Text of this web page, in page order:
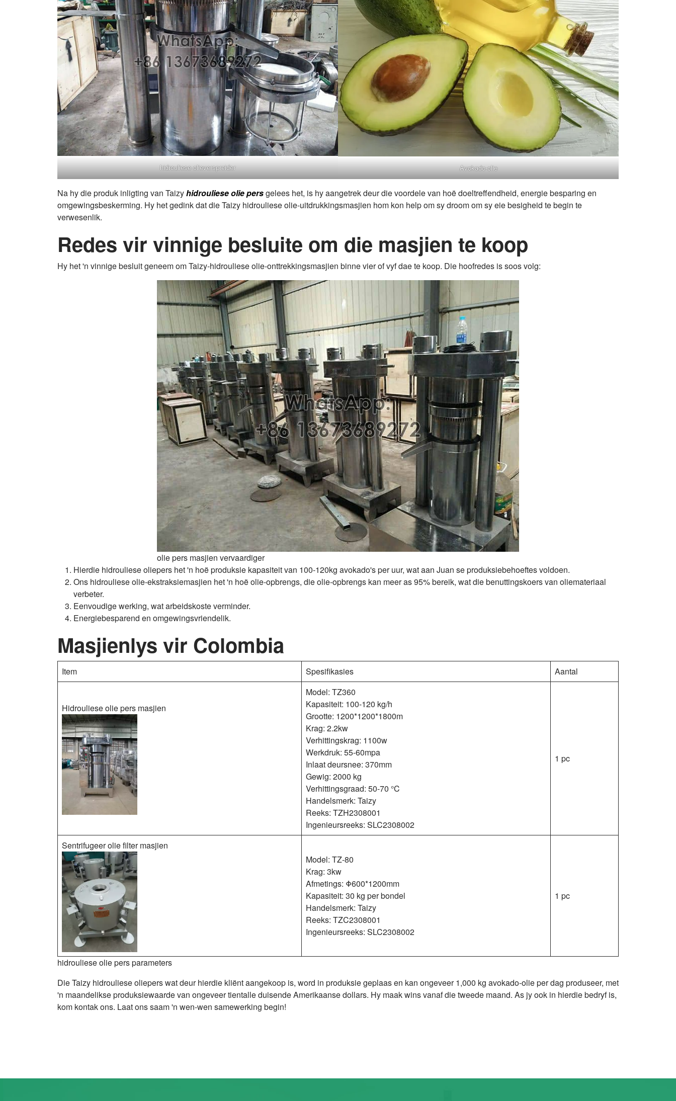
hidrouliese olieverspreider Avokado-olie
Na hy die produk inligting van Taizyhidrouliese olie persgelees het, is hy aangetrek deur die voordele van hoë doeltreffendheid, energie besparing en
omgewingsbeskerming. Hy het gedink dat die Taizy hidrouliese olie-uitdrukkingsmasjien hom kon help om sy droom om sy eie besigheid te begin te
verwesenlik.
Redes vir vinnige besluite om die masjien te koop
Hy het 'n vinnige besluit geneem om Taizy-hidrouliese olie-onttrekkingsmasjien binne vier of vyf dae te koop. Die hoofredes is soos volg:
olie pers masjien vervaardiger
Hierdie hidrouliese oliepers het 'n hoë produksie kapasiteit van 100-120kg avokado's per uur, wat aan Juan se produksiebehoeftes voldoen.
Ons hidrouliese olie-ekstraksiemasjien het 'n hoë olie-opbrengs, die olie-opbrengs kan meer as 95% bereik, wat die benuttingskoers van oliemateriaal
verbeter.
Eenvoudige werking, wat arbeidskoste verminder.
Energiebesparend en omgewingsvriendelik.
Masjienlys vir Colombia
Item Spesifikasies Aantal
Hidrouliese olie pers masjien
Model: TZ360
Kapasiteit: 100-120 kg/h
Grootte: 1200*1200*1800m
Krag: 2.2kw
Verhittingskrag: 1100w
Werkdruk: 55-60mpa
Inlaat deursnee: 370mm
Gewig: 2000 kg
Verhittingsgraad: 50-70 °C
Handelsmerk: Taizy
Reeks: TZH2308001
Ingenieursreeks: SLC2308002
1 pc
Sentrifugeer olie filter masjien
Model: TZ-80
Krag: 3kw
Afmetings: Φ600*1200mm
Kapasiteit: 30 kg per bondel
Handelsmerk: Taizy
Reeks: TZC2308001
Ingenieursreeks: SLC2308002
1 pc
hidrouliese olie pers parameters
Die Taizy hidrouliese oliepers wat deur hierdie kliënt aangekoop is, word in produksie geplaas en kan ongeveer 1,000 kg avokado-olie per dag produseer, met
'n maandelikse produksiewaarde van ongeveer tientalle duisende Amerikaanse dollars. Hy maak wins vanaf die tweede maand. As jy ook in hierdie bedryf is,
kom kontak ons. Laat ons saam 'n wen-wen samewerking begin!